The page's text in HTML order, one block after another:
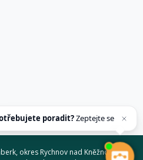
okres Rychnov nad Kněžnou